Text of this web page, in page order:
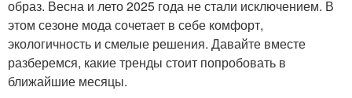
образ. Весна и лето 2025 года не стали исключением. В
этом сезоне мода сочетает в себе комфорт,
экологичность и смелые решения. Давайте вместе
разберемся, какие тренды стоит попробовать в
ближайшие месяцы.